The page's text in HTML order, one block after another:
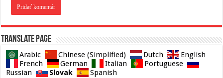
Translate page
Arabic Chinese (Simplified) Dutch
English
French
German Italian
Portuguese
Russian
Slovak Spanish